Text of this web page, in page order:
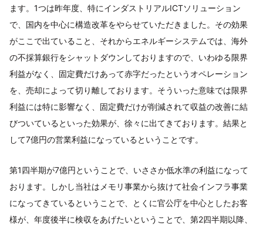
ます。1つは昨年度、特にインダストリアルICTソリューション
で、国内を中心に構造改革をやらせていただきました。その効果
がここで出ていること、それからエネルギーシステムでは、海外
の不採算銀行をシャットダウンしておりますので、いわゆる限界
利益がなく、固定費だけあって赤字だったというオペレーション
を、売却によって切り離しております。そういった意味では限界
利益には特に影響なく、固定費だけが削減されて収益の改善に結
びついているといった効果が、徐々に出てきております。結果と
して7億円の営業利益になっているということです。
第1四半期が7億円ということで、いささか低水準の利益になって
おります。しかし当社はメモリ事業から抜けて社会インフラ事業
になってきているということで、とくに官公庁を中心としたお客
様が、年度後半に検収をあげたいということで、第2四半期以降、